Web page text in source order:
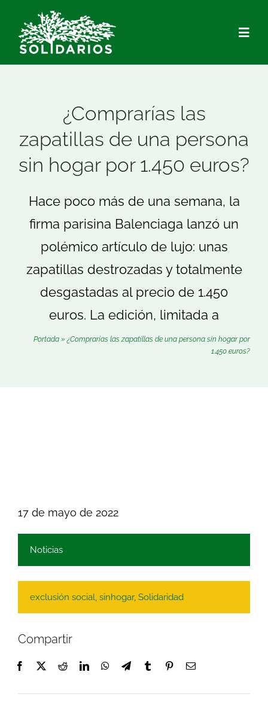
contenido
Qué hacemos
Actualidad
Hazte Socio/a
Voluntariado
Buscar:
¿Comprarías las
zapatillas de una persona
sin hogar por 1.450 euros?
Hace poco más de una semana, la
firma parisina Balenciaga lanzó un
polémico artículo de lujo: unas
zapatillas destrozadas y totalmente
desgastadas al precio de 1.450
euros. La edición, limitada a
Portada » ¿Comprarías las zapatillas de una persona sin hogar por
1.450 euros?
17 de mayo de 2022
Noticias
exclusión social, sinhogar, Solidaridad
Compartir